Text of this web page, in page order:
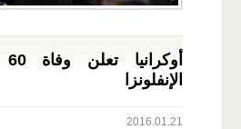
الإنفلونزا
2016.01.21